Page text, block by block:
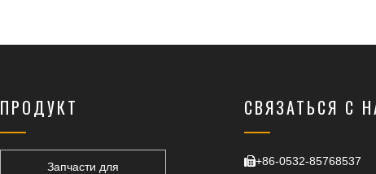
ПРОДУКТ
Запчасти для
СВЯЗАТЬСЯ С
+86-0532-85768537